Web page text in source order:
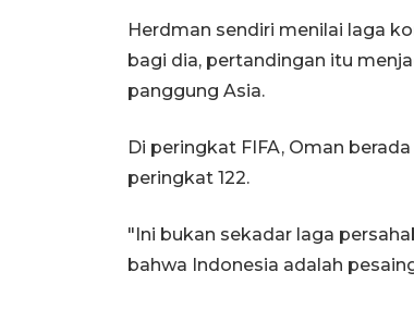
Herdman sendiri menilai laga
bagi dia, pertandingan itu
panggung Asia.
Di peringkat FIFA, Oman
peringkat 122.
"Ini bukan sekadar laga
bahwa Indonesia adalah